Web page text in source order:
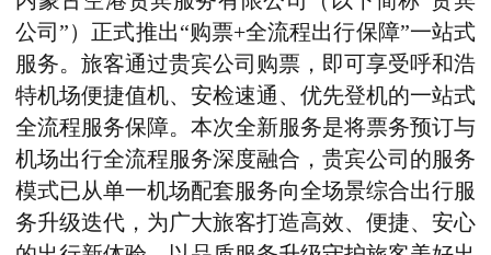
公司”）正式推出“购票+全流程出行保障”一站式
服务。旅客通过贵宾公司购票，即可享受呼和浩
特机场便捷值机、安检速通、优先登机的一站式
全流程服务保障。本次全新服务是将票务预订与
机场出行全流程服务深度融合，贵宾公司的服务
模式已从单一机场配套服务向全场景综合出行服
务升级迭代，为广大旅客打造高效、便捷、安心